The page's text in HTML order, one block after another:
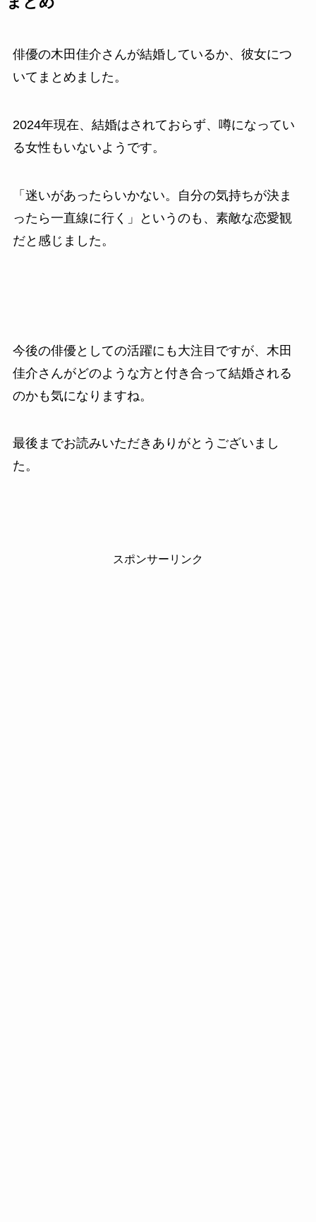
俳優の木田佳介さんが結婚しているか、彼女につ
いてまとめました。
2024年現在、結婚はされておらず、噂になってい
る女性もいないようです。
「迷いがあったらいかない。自分の気持ちが決ま
ったら一直線に行く」というのも、素敵な恋愛観
だと感じました。
今後の俳優としての活躍にも大注目ですが、木田
佳介さんがどのような方と付き合って結婚される
のかも気になりますね。
最後までお読みいただきありがとうございまし
た。
スポンサーリンク